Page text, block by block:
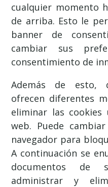
cualquier momento
de arriba. Esto le
banner de
cambiar sus
consentimiento de
Además de esto,
ofrecen diferentes
eliminar las
web. Puede
navegador para
A continuación se
documentos de
administrar y